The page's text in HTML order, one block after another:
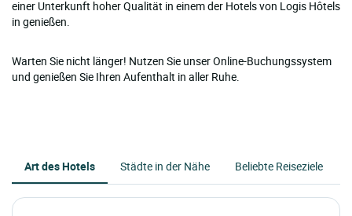
einer Unterkunft hoher Qualität in einem der Hotels von Logis Hôtels
in genießen.
Warten Sie nicht länger! Nutzen Sie unser Online-Buchungssystem
und genießen Sie Ihren Aufenthalt in aller Ruhe.
Art des Hotels Städte in der Nähe Beliebte Reiseziele